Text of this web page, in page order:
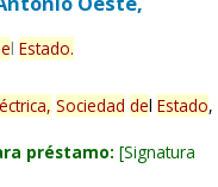
l Estado.
Sociedad del Estado,
préstamo: Signatura